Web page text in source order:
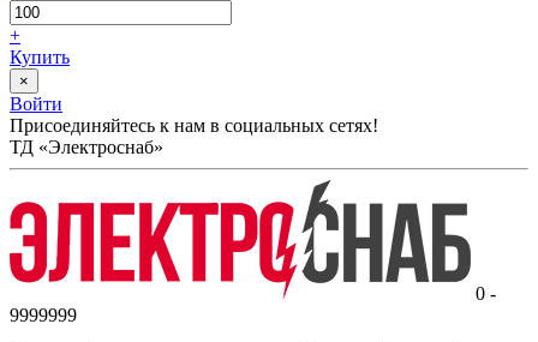
+
Купить
×
Войти
Присоединяйтесь к нам в социальных сетях!
ТД «Электроснаб»
0 -
9999999